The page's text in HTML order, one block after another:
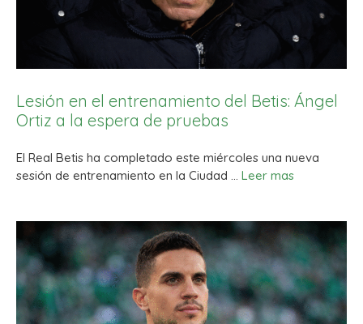
Lesión en el entrenamiento del Betis: Ángel
Ortiz a la espera de pruebas
El Real Betis ha completado este miércoles una nueva
sesión de entrenamiento en la Ciudad … Leer mas